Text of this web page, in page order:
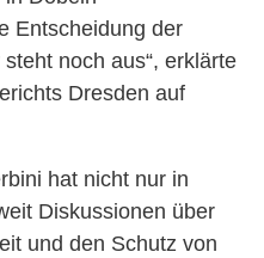
Entscheidung der
noch aus“, erklärte
Dresden auf
hat nicht nur in
Diskussionen über
und den Schutz von